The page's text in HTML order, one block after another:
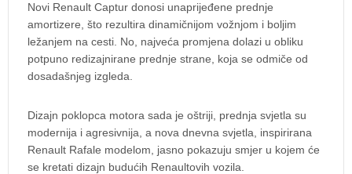
Novi Renault Captur donosi unaprijeđene prednje
amortizere, što rezultira dinamičnijom vožnjom i boljim
ležanjem na cesti. No, najveća promjena dolazi u obliku
potpuno redizajnirane prednje strane, koja se odmiče od
dosadašnjeg izgleda.
Dizajn poklopca motora sada je oštriji, prednja svjetla su
modernija i agresivnija, a nova dnevna svjetla, inspirirana
Renault Rafale modelom, jasno pokazuju smjer u kojem će
se kretati dizajn budućih Renaultovih vozila.